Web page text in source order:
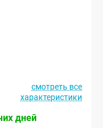
смотреть все
характеристики
дней